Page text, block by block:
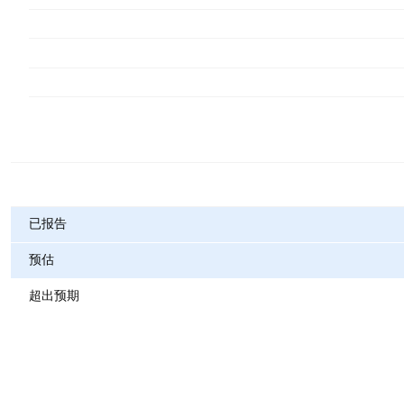
已报告
预估
超出预期